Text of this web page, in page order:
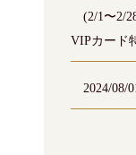
(2/1〜2/
VIPカード
2024/08/